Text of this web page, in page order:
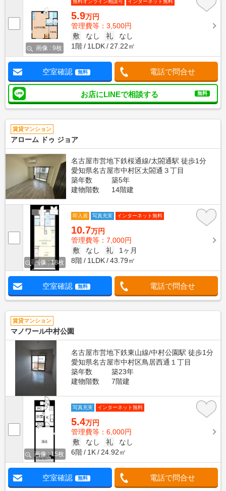
画像 : 9枚
無料オンライン相談可 インターネット無料
5.9万円
管理費等：3,500円
敷
なし 礼
なし
1階
1LDK 27.22㎡
空室確認 無料 電話で問合せ
お店にLINEで相談する 無料
賃貸マンション
アローム ドゥ ジョア
名古屋市営地下鉄桜通線/太閤通駅 徒歩1分
愛知県名古屋市中村区太閤通３丁目
築年数
築5年
建物階数
14階建
画像 : 18枚
即入居 写真充実 インターネット無料
10.7万円
管理費等：7,000円
敷
なし 礼
1ヶ月
8階
1LDK 43.79㎡
空室確認 無料 電話で問合せ
賃貸マンション
マノワール中村公園
名古屋市営地下鉄東山線/中村公園駅 徒歩1分
愛知県名古屋市中村区鳥居西通１丁目
築年数
築23年
建物階数
7階建
画像 : 15枚
写真充実 インターネット無料
5.4万円
管理費等：6,000円
敷
なし 礼
なし
6階
1K 24.92㎡
空室確認 無料 電話で問合せ